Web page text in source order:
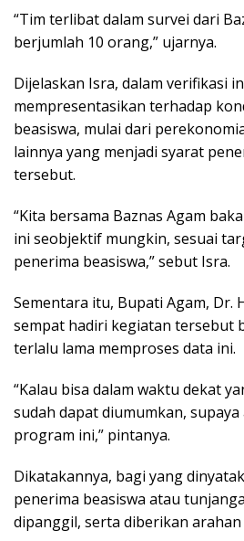
“Tim terlibat dalam survei dari
berjumlah 10 orang,” ujarnya.
Dijelaskan Isra, dalam verifikasi
mempresentasikan terhadap
beasiswa, mulai dari
lainnya yang menjadi syarat
tersebut.
“Kita bersama Baznas Agam
ini seobjektif mungkin, sesuai
penerima beasiswa,” sebut Isra.
Sementara itu, Bupati Agam, Dr.
sempat hadiri kegiatan tersebut
terlalu lama memproses data ini.
“Kalau bisa dalam waktu dekat
sudah dapat diumumkan,
program ini,” pintanya.
Dikatakannya, bagi yang
penerima beasiswa atau
dipanggil, serta diberikan